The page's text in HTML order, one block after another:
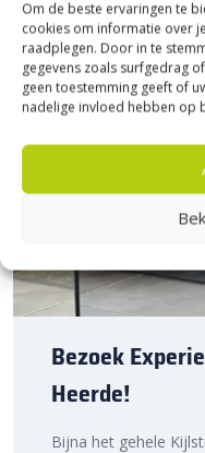
Om de beste ervaringen te
cookies om informatie over
raadplegen. Door in te
gegevens zoals surfgedrag
geen toestemming geeft of
nadelige invloed hebben op
Bezoek
Heerde!
Bijna het gehele